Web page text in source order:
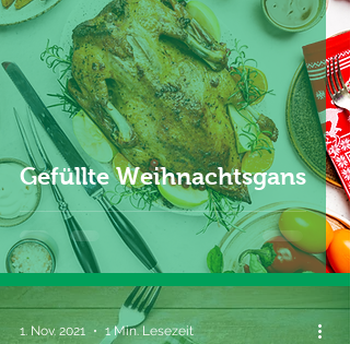
Gefüllte Weihnachtsgans
1. Nov. 2021 1 Min. Lesezeit